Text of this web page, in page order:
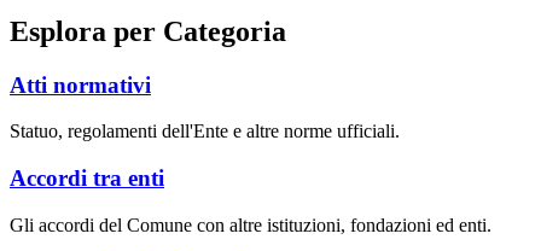
Esplora per Categoria
Atti normativi
Statuo, regolamenti dell'Ente e altre norme ufficiali.
Accordi tra enti
Gli accordi del Comune con altre istituzioni, fondazioni ed enti.